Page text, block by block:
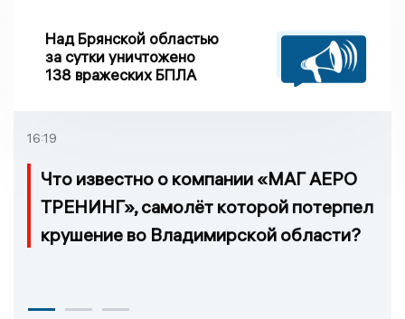
Над Брянской областью
за сутки уничтожено
138 вражеских БПЛА
16:19
Что известно о компании «МАГ АЕРО
ТРЕНИНГ», самолёт которой потерпел
крушение во Владимирской области?